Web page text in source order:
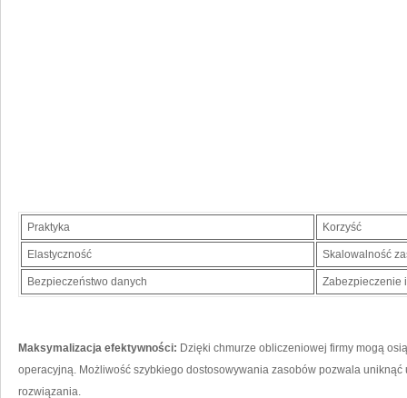
Praktyka Korzyść
Elastyczność Skalowalność
Bezpieczeństwo danych Zabezpieczenie
Maksymalizacja efektywności: Dzięki chmurze obliczeniowej firmy mogą
operacyjną. Możliwość‍ szybkiego⁤ dostosowywania zasobów pozwala
rozwiązania.